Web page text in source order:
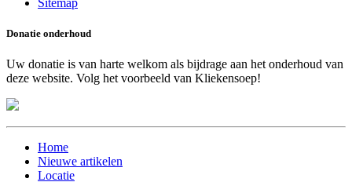
Donatie onderhoud
Uw donatie is van harte welkom als bijdrage aan het onderhoud van
deze website. Volg het voorbeeld van Kliekensoep!
Home
Nieuwe artikelen
Locatie